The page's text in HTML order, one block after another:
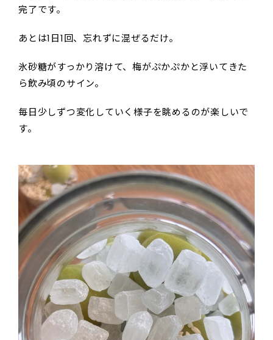
完了です。
あとは1日1回、忘れずに混ぜるだけ。
氷砂糖がすっかり溶けて、梅がぷかぷかと浮いてきた
ら飲み頃のサイン。
毎日少しずつ変化していく様子を眺めるのが楽しいで
す。